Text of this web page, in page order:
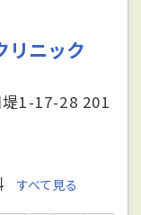
リニック
1-17-28 201
すべて見る